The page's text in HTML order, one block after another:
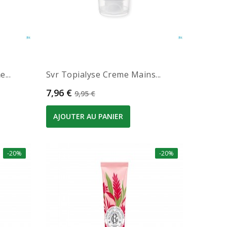
Svr Topialyse Creme Mains...
Prix
7,96 € Prix de base
9,95 €
AJOUTER AU PANIER
-20% -20%